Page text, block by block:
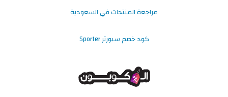
مراجعة المنتجات في السعودية
كود خصم سبورتر Sporter